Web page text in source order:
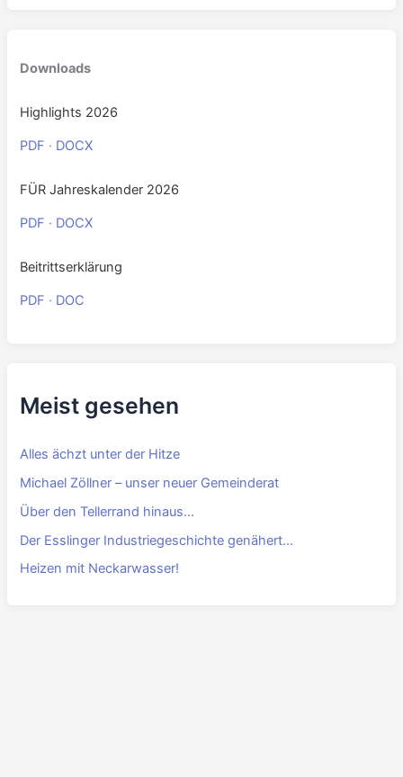
Downloads
Highlights 2026
PDF · DOCX
FÜR Jahreskalender 2026
PDF · DOCX
Beitrittserklärung
PDF · DOC
Meist gesehen
Alles ächzt unter der Hitze
Michael Zöllner – unser neuer Gemeinderat
Über den Tellerrand hinaus…
Der Esslinger Industriegeschichte genähert…
Heizen mit Neckarwasser!